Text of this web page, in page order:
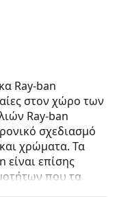
Ray-ban
στον χώρο των
Ray-ban
σχεδιασμό
χρώματα. Τα
είναι επίσης
που τα